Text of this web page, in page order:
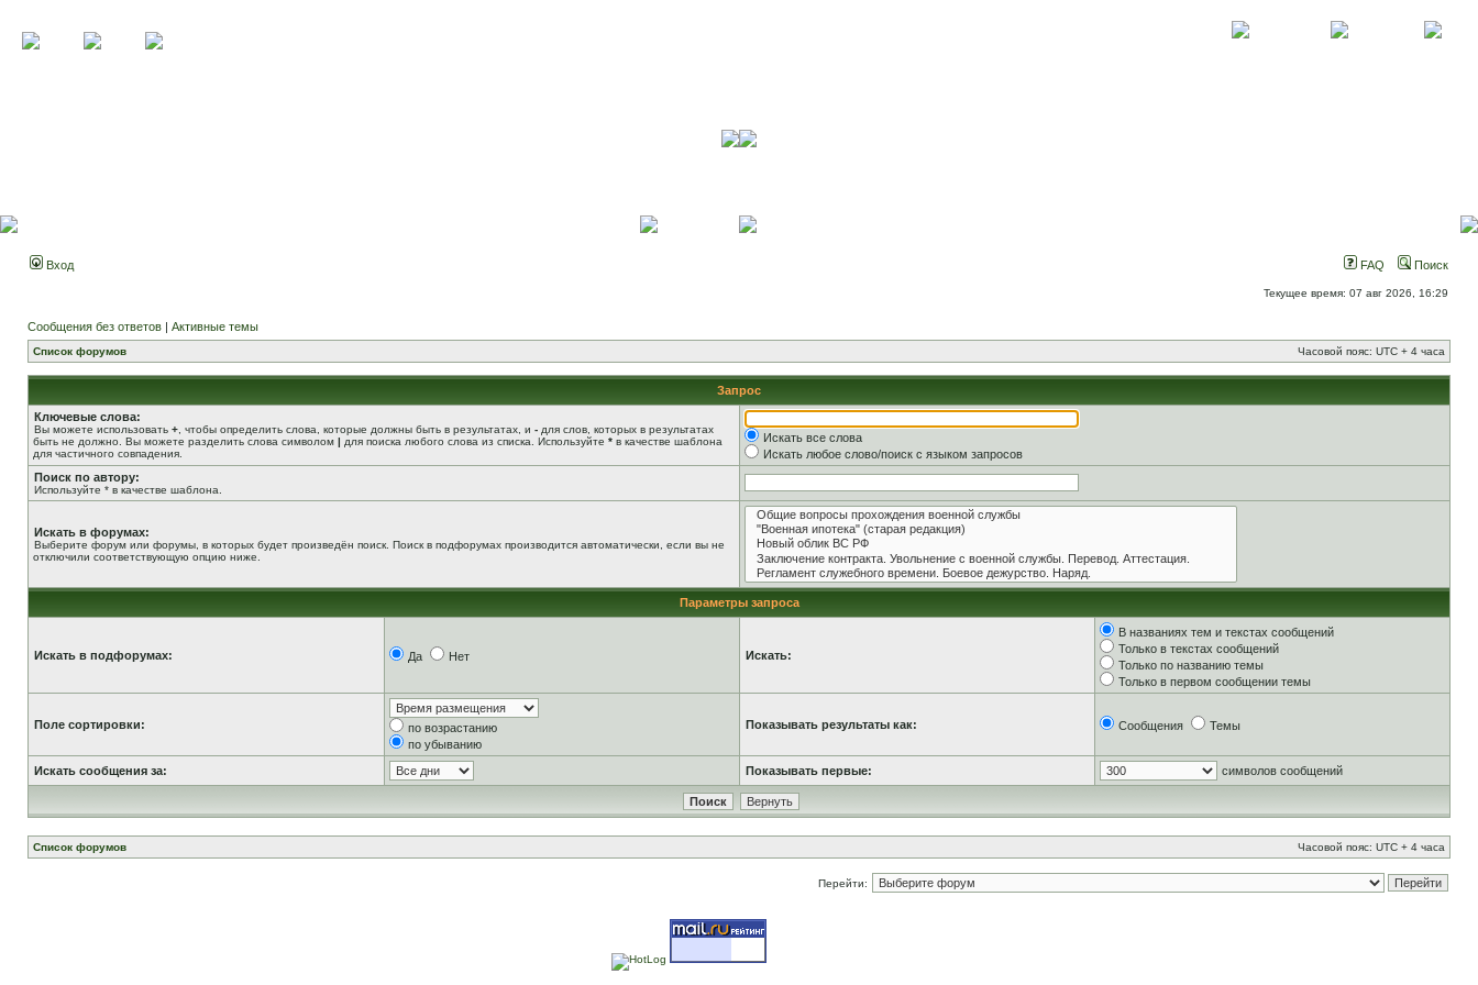
Вход FAQ Поиск
Текущее время: 07 авг 2026, 16:29
Сообщения без ответов | Активные темы
Список форумов Часовой пояс: UTC + 4 часа
Запрос
Ключевые слова:
Вы можете использовать + , чтобы определить слова, которые должны быть в результатах, и - для слов, которых в результатах
быть не должно. Вы можете разделить слова символом | для поиска любого слова из списка. Используйте * в качестве шаблона
для частичного совпадения.
Искать все слова
Искать любое слово/поиск с языком запросов
Поиск по автору:
Используйте * в качестве шаблона.
Искать в форумах:
Выберите форум или форумы, в которых будет произведён поиск. Поиск в подфорумах производится автоматически, если вы не
отключили соответствующую опцию ниже.
Параметры запроса
Искать в подфорумах: Да Нет Искать:
В названиях тем и текстах сообщений
Только в текстах сообщений
Только по названию темы
Только в первом сообщении темы
Поле сортировки:
по возрастанию
по убыванию
Показывать результаты как: Сообщения Темы
Искать сообщения за: Показывать первые: символов сообщений
Список форумов Часовой пояс: UTC + 4 часа
Перейти: